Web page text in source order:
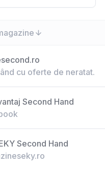
cu oferte de neratat.
Second Hand
Second Hand